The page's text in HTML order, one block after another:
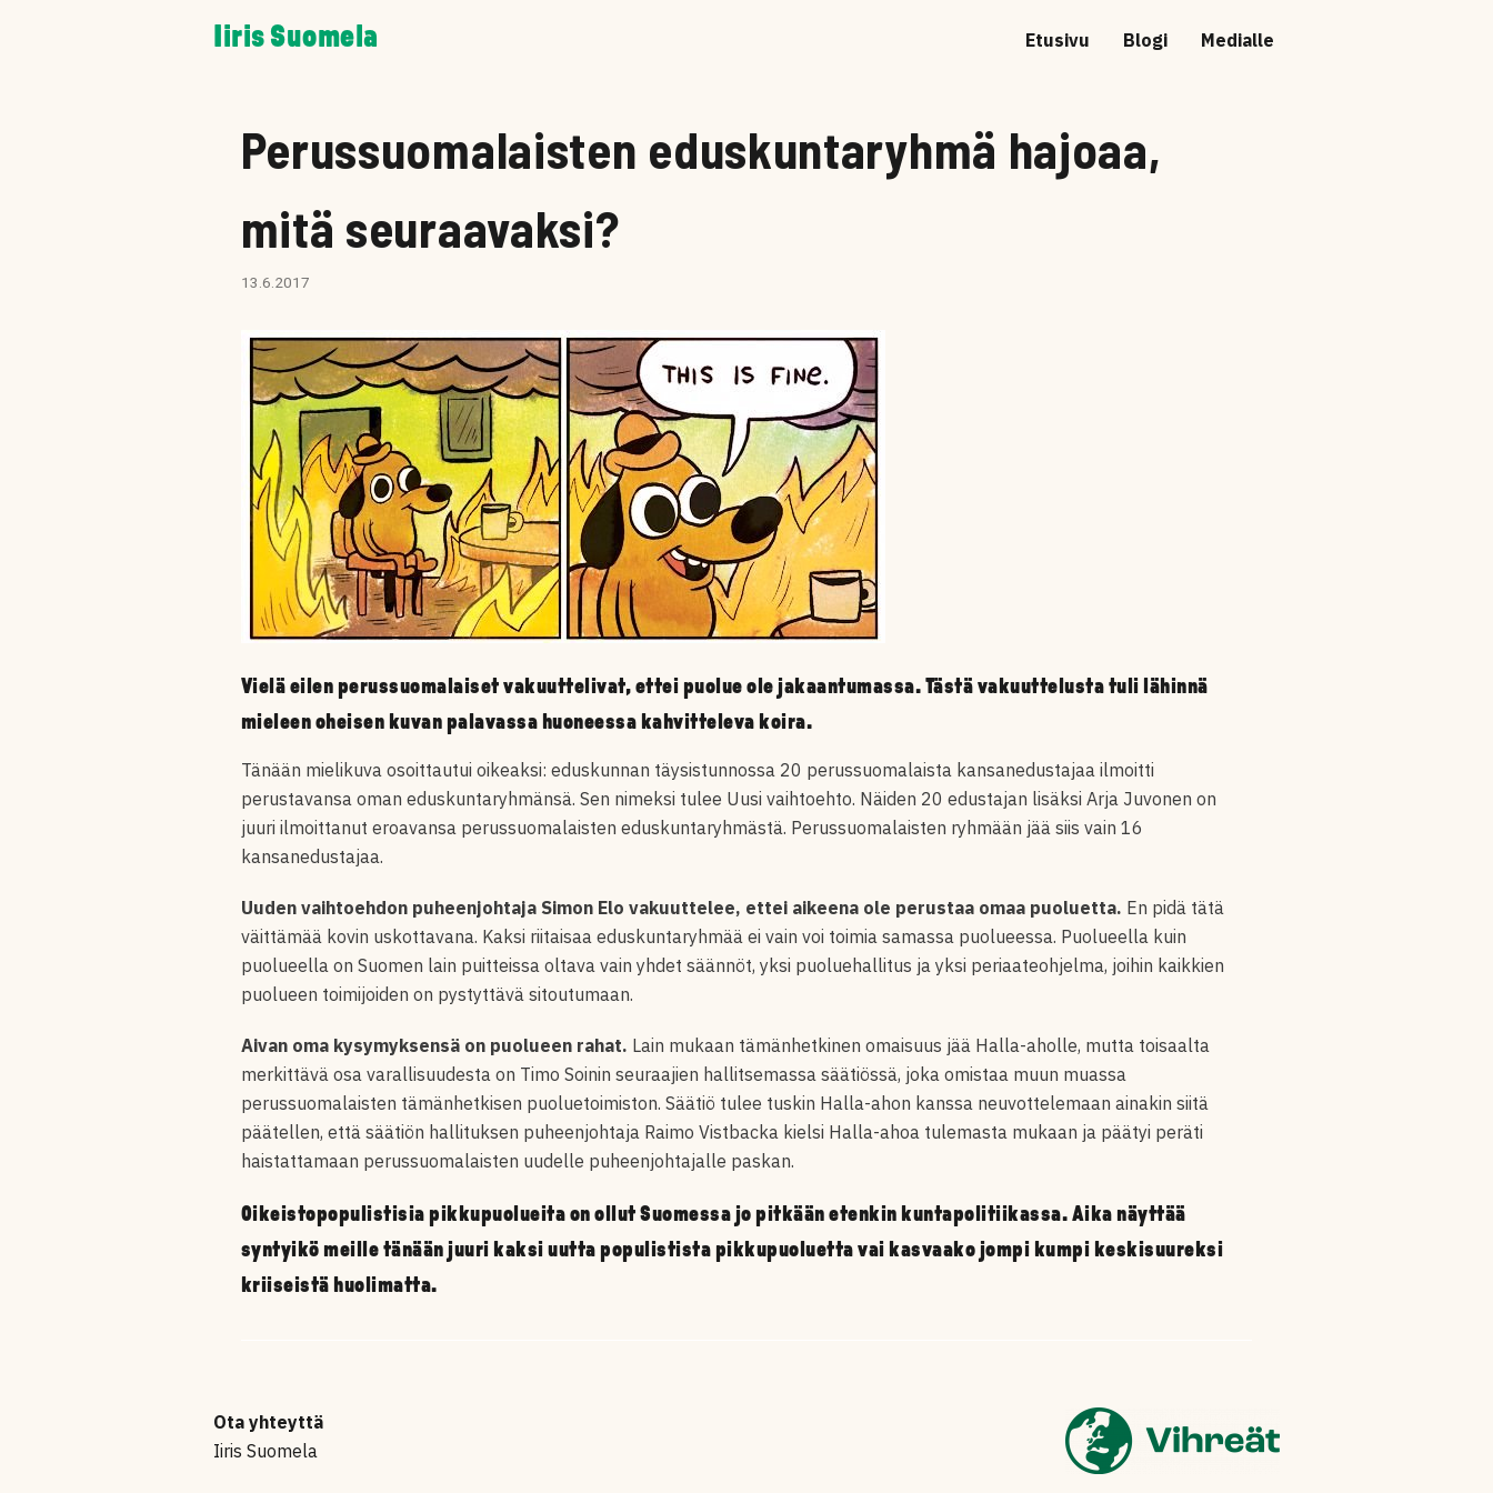
Iiris Suomela Etusivu Blogi Medialle
Perussuomalaisten eduskuntaryhmä hajoaa,
mitä seuraavaksi?
13.6.2017
Vielä eilen perussuomalaiset vakuuttelivat, ettei puolue ole jakaantumassa. Tästä vakuuttelusta tuli lähinnä
mieleen oheisen kuvan palavassa huoneessa kahvitteleva koira.
Tänään mielikuva osoittautui oikeaksi: eduskunnan täysistunnossa 20 perussuomalaista kansanedustajaa ilmoitti
perustavansa oman eduskuntaryhmänsä. Sen nimeksi tulee Uusi vaihtoehto. Näiden 20 edustajan lisäksi Arja Juvonen on
juuri ilmoittanut eroavansa perussuomalaisten eduskuntaryhmästä. Perussuomalaisten ryhmään jää siis vain 16
kansanedustajaa.
Uuden vaihtoehdon puheenjohtaja Simon Elo vakuuttelee, ettei aikeena ole perustaa omaa puoluetta. En pidä tätä
väittämää kovin uskottavana. Kaksi riitaisaa eduskuntaryhmää ei vain voi toimia samassa puolueessa. Puolueella kuin
puolueella on Suomen lain puitteissa oltava vain yhdet säännöt, yksi puoluehallitus ja yksi periaateohjelma, joihin kaikkien
puolueen toimijoiden on pystyttävä sitoutumaan.
Aivan oma kysymyksensä on puolueen rahat. Lain mukaan tämänhetkinen omaisuus jää Halla-aholle, mutta toisaalta
merkittävä osa varallisuudesta on Timo Soinin seuraajien hallitsemassa säätiössä, joka omistaa muun muassa
perussuomalaisten tämänhetkisen puoluetoimiston. Säätiö tulee tuskin Halla-ahon kanssa neuvottelemaan ainakin siitä
päätellen, että säätiön hallituksen puheenjohtaja Raimo Vistbacka kielsi Halla-ahoa tulemasta mukaan ja päätyi peräti
haistattamaan perussuomalaisten uudelle puheenjohtajalle paskan.
Oikeistopopulistisia pikkupuolueita on ollut Suomessa jo pitkään etenkin kuntapolitiikassa. Aika näyttää
syntyikö meille tänään juuri kaksi uutta populistista pikkupuoluetta vai kasvaako jompi kumpi keskisuureksi
kriiseistä huolimatta.
Ota yhteyttä
Iiris Suomela